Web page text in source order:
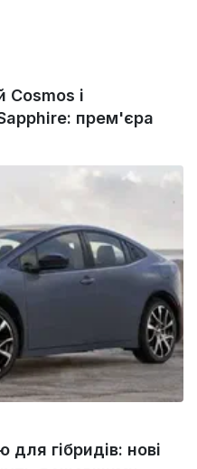
Cosmos і
прем'єра
гібридів: нові